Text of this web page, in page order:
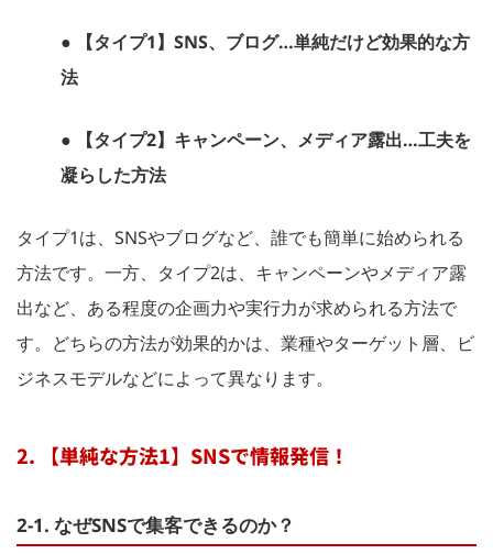
● 【タイプ1】SNS、ブログ…単純だけど効果的な方
法
● 【タイプ2】キャンペーン、メディア露出…工夫を
凝らした方法
タイプ1は、SNSやブログなど、誰でも簡単に始められる
方法です。一方、タイプ2は、キャンペーンやメディア露
出など、ある程度の企画力や実行力が求められる方法で
す。どちらの方法が効果的かは、業種やターゲット層、ビ
ジネスモデルなどによって異なります。
2. 【単純な方法1】SNSで情報発信！
2-1. なぜSNSで集客できるのか？